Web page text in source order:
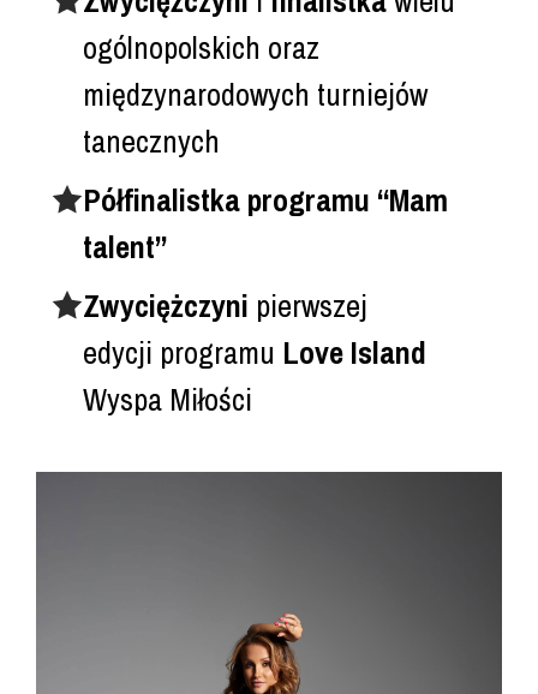
ogólnopolskich oraz
międzynarodowych turniejów
tanecznych
Półfinalistka programu “Mam
talent”
Zwyciężczyni pierwszej
edycji programu Love Island
Wyspa Miłości